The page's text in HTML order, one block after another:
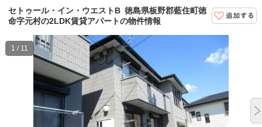
セトゥール・イン・ウエストB 徳島県板野郡藍住町徳
命字元村の2LDK賃貸アパートの物件情報
1 / 11